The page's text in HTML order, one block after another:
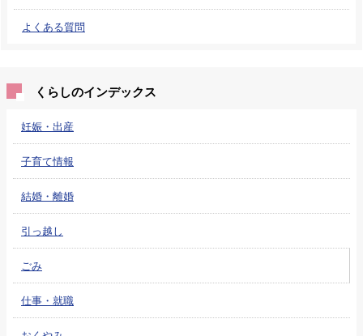
よくある質問
くらしのインデックス
妊娠・出産
子育て情報
結婚・離婚
引っ越し
ごみ
仕事・就職